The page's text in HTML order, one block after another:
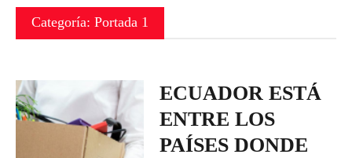
Categoría: Portada 1
ECUADOR ESTÁ
ENTRE LOS
PAÍSES DONDE